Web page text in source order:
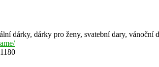
dárky, dárky pro ženy, svatební dary, vánoční